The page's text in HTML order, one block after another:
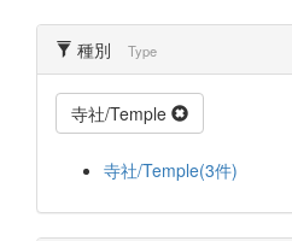
種別 Type
寺社/Temple
寺社/Temple(3件)